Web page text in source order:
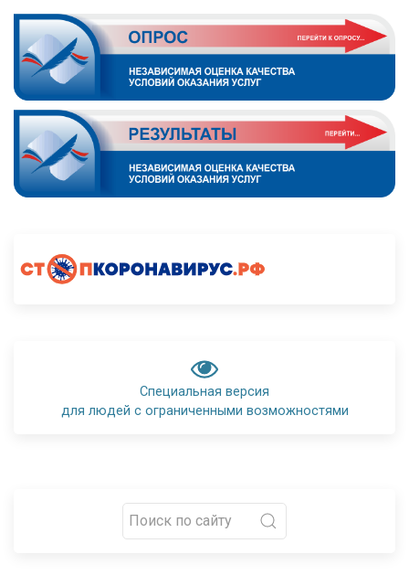
Специальная версия
для людей с ограниченными возможностями